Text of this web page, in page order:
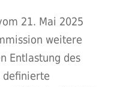
21. Mai 2025
weitere
Entlastung des
definierte